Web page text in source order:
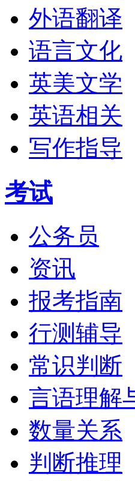
外语翻译
语言文化
英美文学
英语相关
写作指导
考试
公务员
资讯
报考指南
行测辅导
常识判断
言语理解
数量关系
判断推理